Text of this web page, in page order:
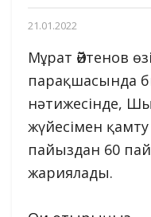
21.01.2022
Мұрат Әйтенов
парақшасында
нәтижесінде,
жүйесімен қамту
пайыздан 60
жариялады.